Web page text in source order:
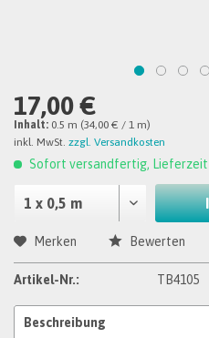
17,00 €
Inhalt: 0.5 m (34,00 € / 1 m)
inkl. MwSt. zzgl. Versandkosten
Sofort versandfertig, Lieferzeit
Merken Bewerten
Artikel-Nr.: TB4105
Beschreibung